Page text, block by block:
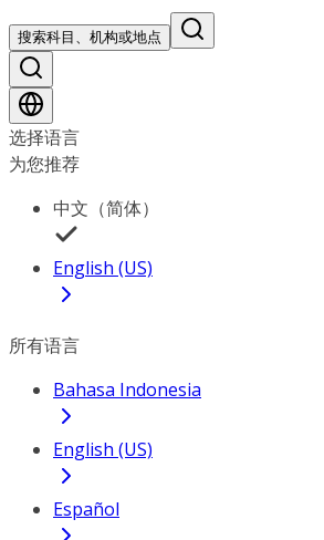
搜索科目、机构或地点
选择语言
为您推荐
中文（简体）
English (US)
所有语言
Bahasa Indonesia
English (US)
Español